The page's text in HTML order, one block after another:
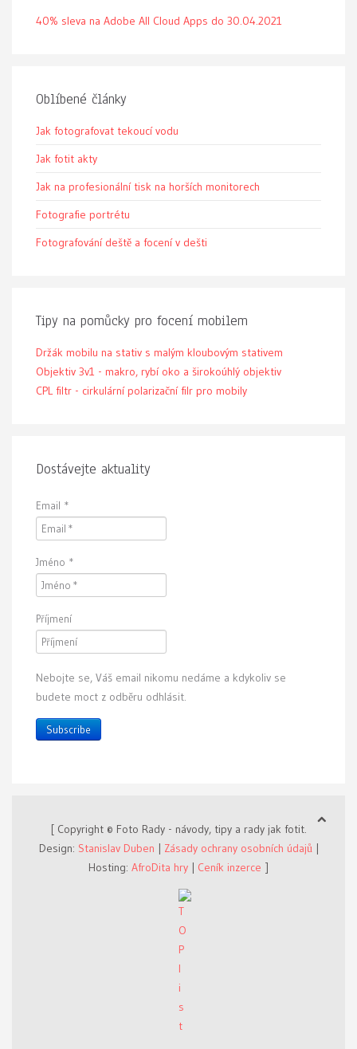
40% sleva na Adobe All Cloud Apps do 30.04.2021
Oblíbené články
Jak fotografovat tekoucí vodu
Jak fotit akty
Jak na profesionální tisk na horších monitorech
Fotografie portrétu
Fotografování deště a focení v dešti
Tipy na pomůcky pro focení mobilem
Držák mobilu na stativ s malým kloubovým stativem
Objektiv 3v1 - makro, rybí oko a širokoúhlý objektiv
CPL filtr - cirkulární polarizační filr pro mobily
Dostávejte aktuality
Email *
Jméno *
Příjmení
Nebojte se, Váš email nikomu nedáme a kdykoliv se
budete moct z odběru odhlásit.
Subscribe
[ Copyright © Foto Rady - návody, tipy a rady jak fotit.
Design: Stanislav Duben Zásady ochrany osobních údajů|
Hosting: AfroDita hry Ceník inzerce ]